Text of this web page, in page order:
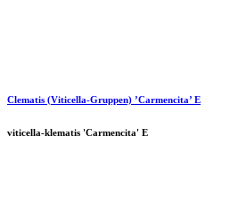
Clematis (Viticella-Gruppen) ’Carmencita’ E
viticella-klematis 'Carmencita' E